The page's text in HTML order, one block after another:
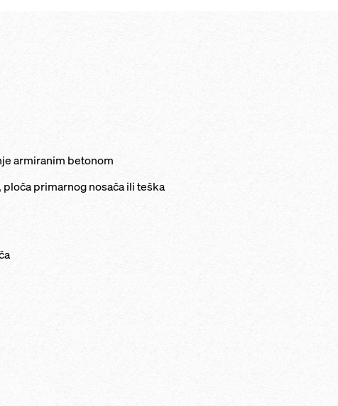
armiranim betonom
primarnog nosača ili teška